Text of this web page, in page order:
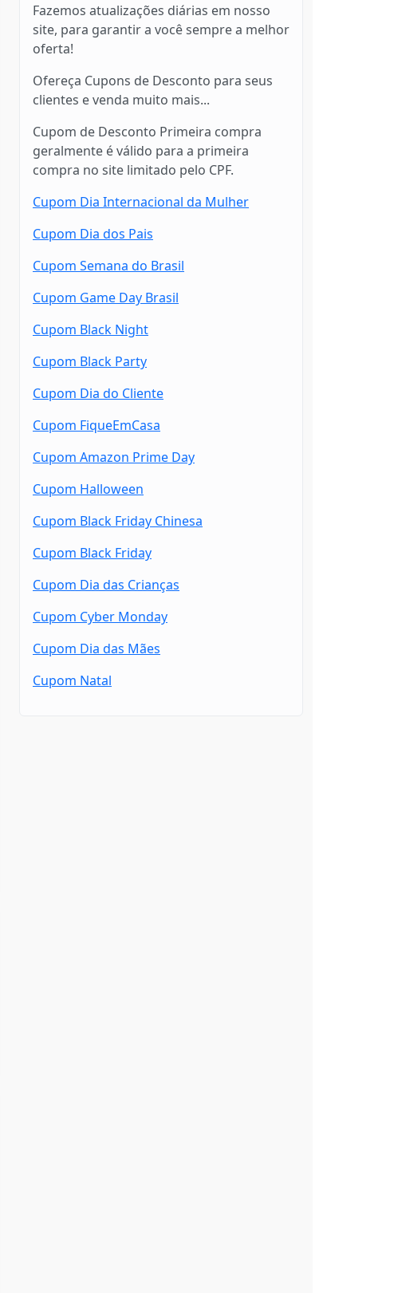
Fazemos atualizações diárias em nosso
site, para garantir a você sempre a melhor
oferta!
Ofereça Cupons de Desconto para seus
clientes e venda muito mais...
Cupom de Desconto Primeira compra
geralmente é válido para a primeira
compra no site limitado pelo CPF.
Cupom Dia Internacional da Mulher
Cupom Dia dos Pais
Cupom Semana do Brasil
Cupom Game Day Brasil
Cupom Black Night
Cupom Black Party
Cupom Dia do Cliente
Cupom FiqueEmCasa
Cupom Amazon Prime Day
Cupom Halloween
Cupom Black Friday Chinesa
Cupom Black Friday
Cupom Dia das Crianças
Cupom Cyber Monday
Cupom Dia das Mães
Cupom Natal